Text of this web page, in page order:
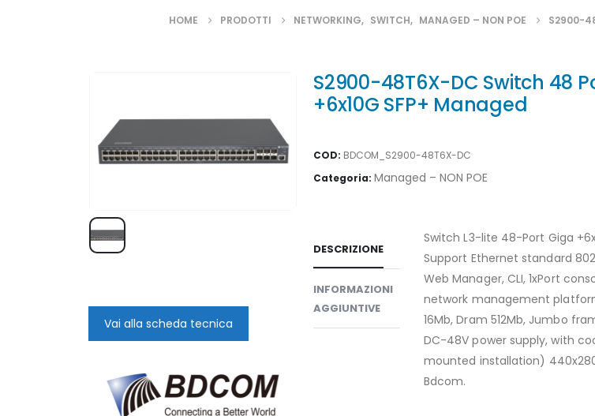
HOME PRODOTTI NETWORKING, SWITCH, MANAGED – NON POE S2900-
Vai alla scheda tecnica
S2900-48T6X-DC Switch 48
+6x10G SFP+ Managed
COD: BDCOM_S2900-48T6X-DC
Categoria: Managed – NON POE
DESCRIZIONE
INFORMAZIONI
AGGIUNTIVE
Switch L3-lite 48-Port Giga
Support Ethernet standard
Web Manager, CLI, 1xPort
network management
16Mb, Dram 512Mb, Jumbo
DC-48V power supply, with
mounted installation)
Bdcom.